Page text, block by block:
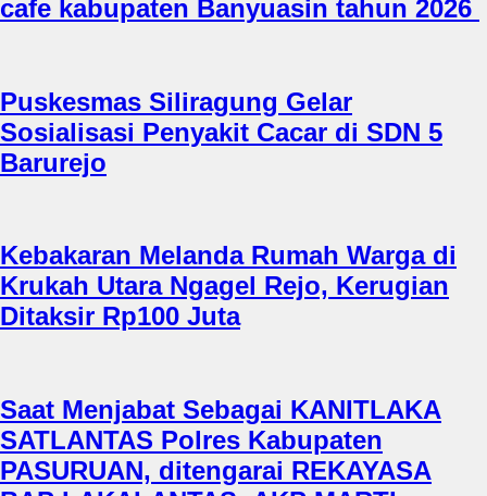
cafe kabupaten Banyuasin tahun 2026
Puskesmas Siliragung Gelar
Sosialisasi Penyakit Cacar di SDN 5
Barurejo
Kebakaran Melanda Rumah Warga di
Krukah Utara Ngagel Rejo, Kerugian
Ditaksir Rp100 Juta
Saat Menjabat Sebagai KANITLAKA
SATLANTAS Polres Kabupaten
PASURUAN, ditengarai REKAYASA